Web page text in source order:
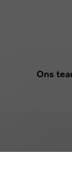
Ons